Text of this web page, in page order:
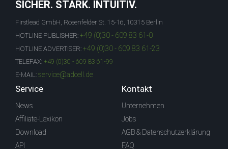
SICHER. STARK. INTUITIV.
Firstlead GmbH, Rosenfelder St. 15-16, 10315 Berlin
HOTLINE PUBLISHER: +49 (0)30 - 609 83 61-0
HOTLINE ADVERTISER: +49 (0)30 - 609 83 61-23
TELEFAX: +49 (0)30 - 609 83 61-99
E-MAIL: service@adcell.de
Service
News
Affiliate-Lexikon
Download
API
Kontakt
Unternehmen
Jobs
AGB & Datenschutzerklärung
FAQ